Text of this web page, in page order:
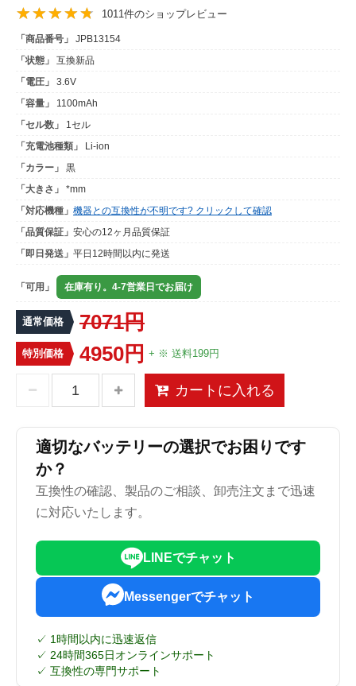
1011件のショップレビュー
「商品番号」
JPB13154
「状態」
互換新品
「電圧」
3.6V
「容量」
1100mAh
「セル数」
1セル
「充電池種類」
Li-ion
「カラー」
黒
「大きさ」
*mm
「対応機種」 機器との互換性が不明です? クリックして確認
「品質保証」 安心の12ヶ月品質保証
「即日発送」 平日12時間以内に発送
「可用」 在庫有り。4-7営業日でお届け
通常価格 7071円
特別価格 4950円 + ※ 送料199円
カートに入れる
適切なバッテリーの選択でお困りです
か？
互換性の確認、製品のご相談、卸売注文まで迅速
に対応いたします。
LINEでチャット
Messengerでチャット
✓ 1時間以内に迅速返信
✓ 24時間365日オンラインサポート
✓ 互換性の専門サポート